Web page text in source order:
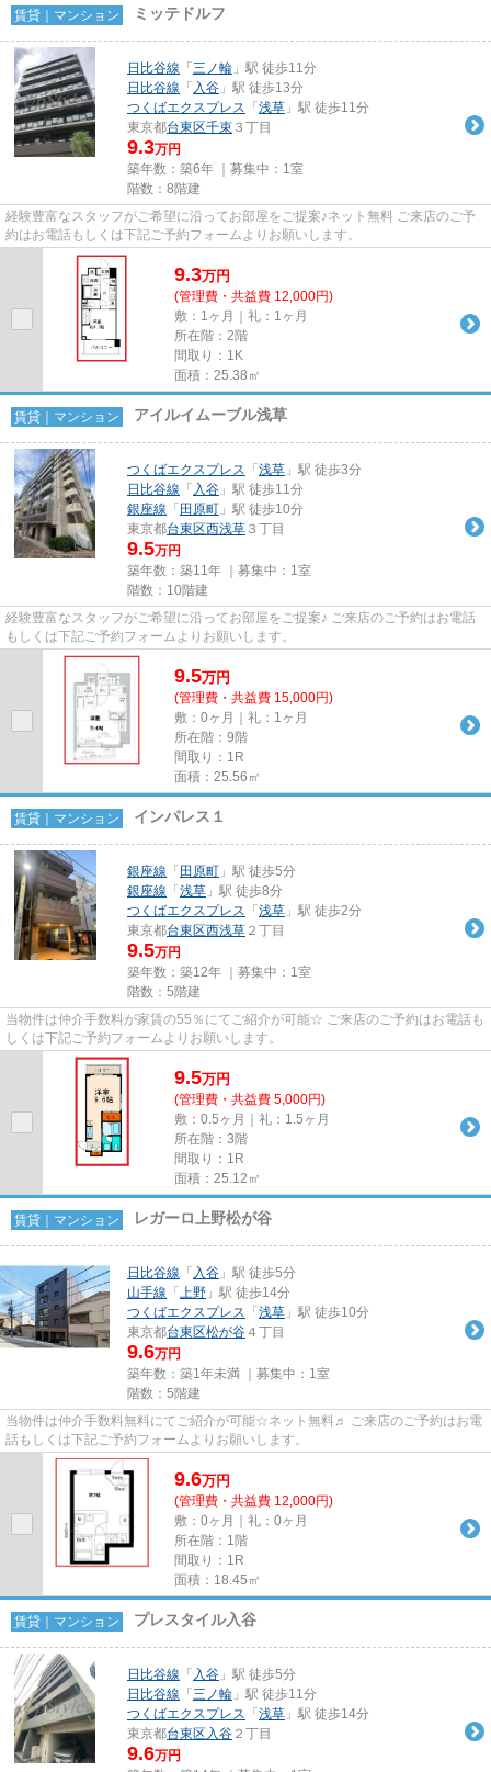
賃貸｜マンション ミッテドルフ
日比谷線 「 三ノ輪 」駅 徒歩11分
日比谷線 「 入谷 」駅 徒歩13分
つくばエクスプレス 「 浅草 」駅 徒歩11分
東京都台東区千束 ３丁目
9.3万円
築年数：築6年 ｜募集中： 1室
階数：8階建
経験豊富なスタッフがご希望に沿ってお部屋をご提案♪ネット無料 ご来店のご予
約はお電話もしくは下記ご予約フォームよりお願いします。
9.3万円
(管理費・共益費 12,000円)
敷：1ヶ月｜礼：1ヶ月
所在階：2階
間取り：1K
面積：25.38㎡
賃貸｜マンション アイルイムーブル浅草
つくばエクスプレス 「 浅草 」駅 徒歩3分
日比谷線 「 入谷 」駅 徒歩11分
銀座線 「 田原町 」駅 徒歩10分
東京都台東区西浅草 ３丁目
9.5万円
築年数：築11年 ｜募集中： 1室
階数：10階建
経験豊富なスタッフがご希望に沿ってお部屋をご提案♪ ご来店のご予約はお電話
もしくは下記ご予約フォームよりお願いします。
9.5万円
(管理費・共益費 15,000円)
敷：0ヶ月｜礼：1ヶ月
所在階：9階
間取り：1R
面積：25.56㎡
賃貸｜マンション インパレス１
銀座線 「 田原町 」駅 徒歩5分
銀座線 「 浅草 」駅 徒歩8分
つくばエクスプレス 「 浅草 」駅 徒歩2分
東京都台東区西浅草 ２丁目
9.5万円
築年数：築12年 ｜募集中： 1室
階数：5階建
当物件は仲介手数料が家賃の55％にてご紹介が可能☆ ご来店のご予約はお電話も
しくは下記ご予約フォームよりお願いします。
9.5万円
(管理費・共益費 5,000円)
敷：0.5ヶ月｜礼：1.5ヶ月
所在階：3階
間取り：1R
面積：25.12㎡
賃貸｜マンション レガーロ上野松が谷
日比谷線 「 入谷 」駅 徒歩5分
山手線 「 上野 」駅 徒歩14分
つくばエクスプレス 「 浅草 」駅 徒歩10分
東京都台東区松が谷 ４丁目
9.6万円
築年数：築1年未満 ｜募集中： 1室
階数：5階建
当物件は仲介手数料無料にてご紹介が可能☆ネット無料♬ ご来店のご予約はお電
話もしくは下記ご予約フォームよりお願いします。
9.6万円
(管理費・共益費 12,000円)
敷：0ヶ月｜礼：0ヶ月
所在階：1階
間取り：1R
面積：18.45㎡
賃貸｜マンション プレスタイル入谷
日比谷線 「 入谷 」駅 徒歩5分
日比谷線 「 三ノ輪 」駅 徒歩11分
つくばエクスプレス 「 浅草 」駅 徒歩14分
東京都台東区 入谷 ２丁目
9.6万円